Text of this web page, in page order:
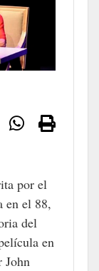
por el
en el 88,
del
en
John